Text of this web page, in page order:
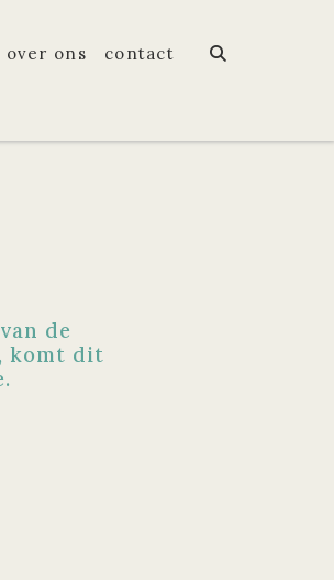
over ons contact
de
, komt dit